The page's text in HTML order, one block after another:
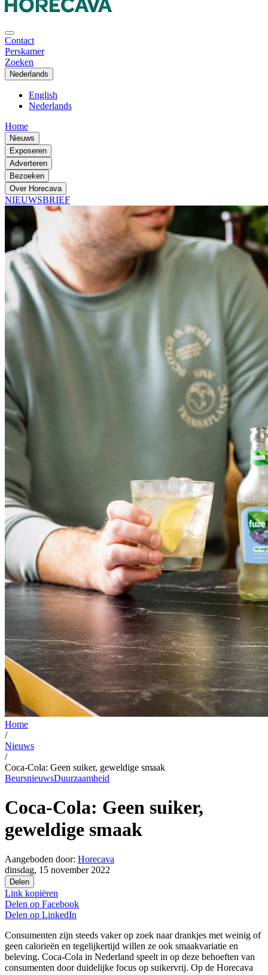
Contact
Perskamer
Zoeken
Nederlands
English
Nederlands
Home
Nieuws
Exposeren
Adverteren
Bezoeken
Over Horecava
NIEUWSBRIEF
Home
/
Nieuws
/
Coca-Cola: Geen suiker, geweldige smaak
BeursnieuwsDuurzaamheid
Coca-Cola: Geen suiker,
geweldige smaak
Aangeboden door: Horecava
dinsdag, 15 november 2022
Delen
Link kopiëren
Delen op Facebook
Delen op LinkedIn
Consumenten zijn steeds vaker op zoek naar drankjes met weinig of
geen calorieën en tegelijkertijd willen ze ook smaakvariatie en
beleving. Coca-Cola in Nederland speelt in op deze behoeften van
consumenten door duidelijke focus op suikervrij. Op de Horecava